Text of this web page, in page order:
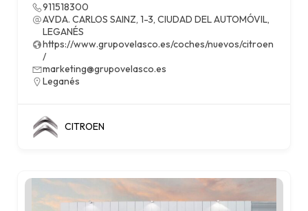
911518300
AVDA. CARLOS SAINZ, 1-3, CIUDAD DEL AUTOMÓVIL,
LEGANÉS
https://www.grupovelasco.es/coches/nuevos/citroen
/
marketing@grupovelasco.es
Leganés
CITROEN